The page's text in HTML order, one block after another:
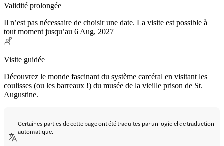
Validité prolongée
Il n’est pas nécessaire de choisir une date. La visite est possible à
tout moment jusqu’au 6 Aug, 2027
Visite guidée
Découvrez le monde fascinant du système carcéral en visitant les
coulisses (ou les barreaux !) du musée de la vieille prison de St.
Augustine.
Certaines parties de cette page ont été traduites par un logiciel de traduction
automatique.